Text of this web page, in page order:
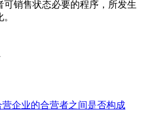
销售状态必要的程序，所发生
企业的合营者之间是否构成